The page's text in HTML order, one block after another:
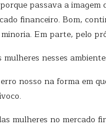
passava a
financeiro. Bom,
Em parte, pelo
nesses
nosso na forma em
mulheres no mercado